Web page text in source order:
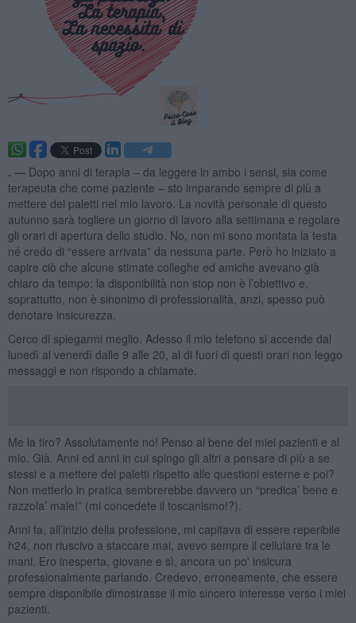
. — Dopo anni di terapia – da leggere in ambo i sensi, sia come
terapeuta che come paziente – sto imparando sempre di più a
mettere dei paletti nel mio lavoro. La novità personale di questo
autunno sarà togliere un giorno di lavoro alla settimana e regolare
gli orari di apertura dello studio. No, non mi sono montata la testa
né credo di “essere arrivata” da nessuna parte. Però ho iniziato a
capire ciò che alcune stimate colleghe ed amiche avevano già
chiaro da tempo: la disponibilità non stop non è l’obiettivo e,
soprattutto, non è sinonimo di professionalità, anzi, spesso può
denotare insicurezza.
Cerco di spiegarmi meglio. Adesso il mio telefono si accende dal
lunedì al venerdì dalle 9 alle 20, al di fuori di questi orari non leggo
messaggi e non rispondo a chiamate.
Me la tiro? Assolutamente no! Penso al bene dei miei pazienti e al
mio. Già. Anni ed anni in cui spingo gli altri a pensare di più a se
stessi e a mettere dei paletti rispetto alle questioni esterne e poi?
Non metterlo in pratica sembrerebbe davvero un “predica’ bene e
razzola’ male!” (mi concedete il toscanismo!?).
Anni fa, all’inizio della professione, mi capitava di essere reperibile
h24, non riuscivo a staccare mai, avevo sempre il cellulare tra le
mani. Ero inesperta, giovane e sì, ancora un po' insicura
professionalmente parlando. Credevo, erroneamente, che essere
sempre disponibile dimostrasse il mio sincero interesse verso i miei
pazienti.